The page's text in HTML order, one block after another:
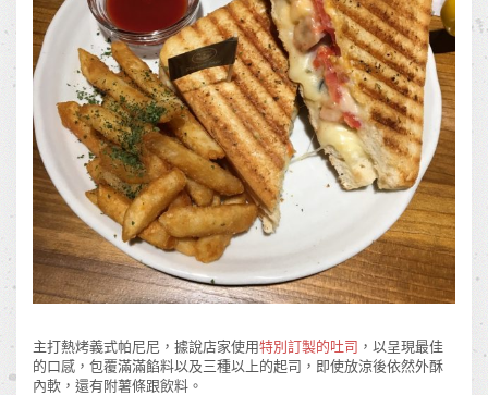
主打熱烤義式帕尼尼，據說店家使用特別訂製的吐司 ，以呈現最佳
的口感，包覆滿滿餡料以及三種以上的起司，即使放涼後依然外酥
內軟，還有附薯條跟飲料。